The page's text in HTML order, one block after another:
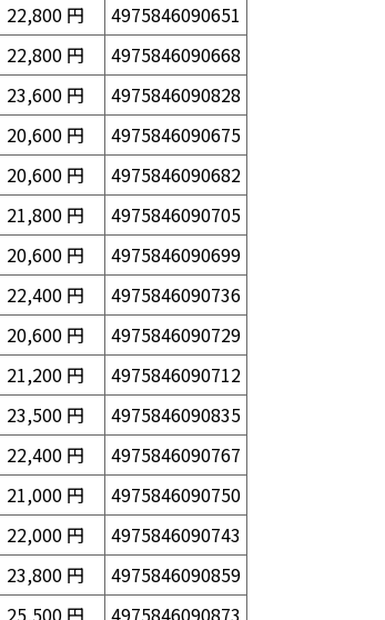
22,800 円
4975846090651
22,800 円
4975846090668
23,600 円
4975846090828
20,600 円
4975846090675
20,600 円
4975846090682
21,800 円
4975846090705
20,600 円
4975846090699
22,400 円
4975846090736
20,600 円
4975846090729
21,200 円
4975846090712
23,500 円
4975846090835
22,400 円
4975846090767
21,000 円
4975846090750
22,000 円
4975846090743
23,800 円
4975846090859